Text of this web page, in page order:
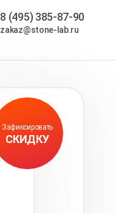
8 (495) 385-87-90
zakaz@stone-lab.ru
Зафиксировать
СКИДКУ